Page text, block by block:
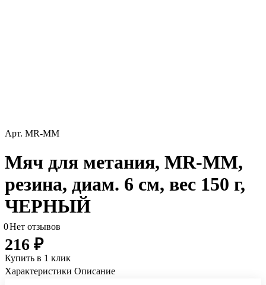
Арт. MR-MM
Мяч для метания, MR-MM,
резина, диам. 6 см, вес 150 г,
ЧЕРНЫЙ
0Нет отзывов
216 ₽
Купить в 1 клик
Характеристики Описание